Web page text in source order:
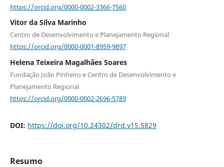
https://orcid.org/0000-0002-3366-7560
Vitor da Silva Marinho
Centro de Desenvolvimento e Planejamento Regional
https://orcid.org/0000-0001-8959-9897
Helena Teixeira Magalhães Soares
Fundação João Pinheiro e Centro de Desenvolvimento e
Planejamento Regional
https://orcid.org/0000-0002-2696-5789
DOI: https://doi.org/10.24302/drd.v15.5829
Resumo